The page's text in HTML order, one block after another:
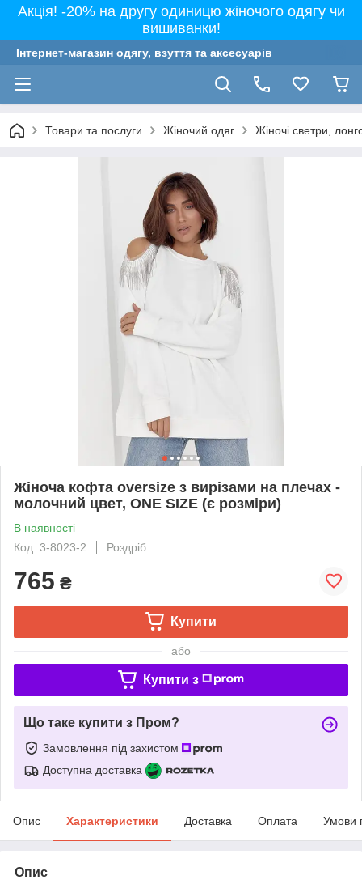
Акція! -20% на другу одиницю жіночого одягу чи
вишиванки!
Інтернет-магазин одягу, взуття та аксесуарів
Товари та послуги Жіночий одяг Жіночі светри,
Жіноча кофта oversize з вирізами на плечах -
молочний цвет, ONE SIZE (є розміри)
В наявності
Код: 3-8023-2
Роздріб
765 ₴
Купити
або
Купити з
Що таке купити з Пром?
Замовлення під захистом
Доступна доставка
Опис Характеристики Доставка Оплата Умови
Опис